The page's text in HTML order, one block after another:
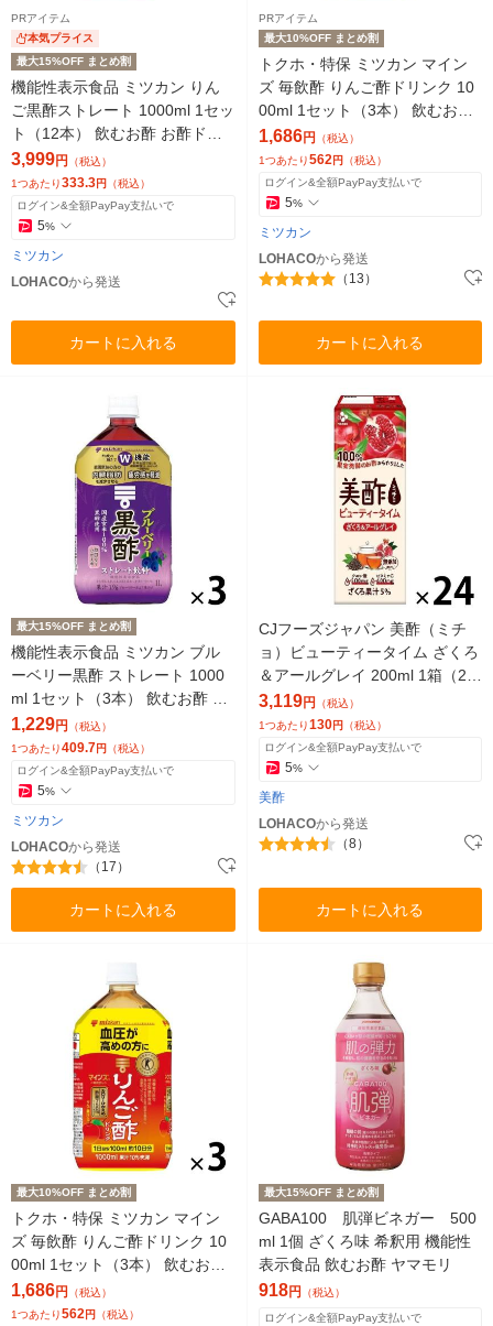
PRアイテム
本気プライス
最大15%OFF まとめ割
機能性表示食品 ミツカン りん
ご黒酢ストレート 1000ml 1セッ
ト（12本） 飲むお酢 お酢ドリ
ンク リンゴ酢
3,999円
（税込）
1つあたり333.3円 （税込）
ログイン&全額PayPay支払いで
5%
ミツカン
LOHACOから発送
カートに入れる
PRアイテム
最大10%OFF まとめ割
トクホ・特保 ミツカン マイン
ズ 毎飲酢 りんご酢ドリンク 10
00ml 1セット（3本） 飲むお酢
お酢ドリンク ストレート飲料
1,686円
（税込）
1つあたり562円 （税込）
ログイン&全額PayPay支払いで
5%
ミツカン
LOHACOから発送
（13）
カートに入れる
最大15%OFF まとめ割
機能性表示食品 ミツカン ブル
ーベリー黒酢 ストレート 1000
ml 1セット（3本） 飲むお酢 お
酢ドリンク ビネガー
1,229円 （税込）
1つあたり409.7円 （税込）
ログイン&全額PayPay支払いで
5%
ミツカン
LOHACOから発送
（17）
カートに入れる
CJフーズジャパン 美酢（ミチ
ョ）ビューティータイム ざくろ
＆アールグレイ 200ml 1箱（24
本入）
3,119円 （税込）
1つあたり130円 （税込）
ログイン&全額PayPay支払いで
5%
美酢
LOHACOから発送
（8）
カートに入れる
最大10%OFF まとめ割
トクホ・特保 ミツカン マイン
ズ 毎飲酢 りんご酢ドリンク 10
00ml 1セット（3本） 飲むお酢
お酢ドリンク ストレート飲料
1,686円
（税込）
1つあたり562円 （税込）
最大15%OFF まとめ割
GABA100 肌弾ビネガー 500
ml 1個 ざくろ味 希釈用 機能性
表示食品 飲むお酢 ヤマモリ
918円 （税込）
ログイン&全額PayPay支払いで